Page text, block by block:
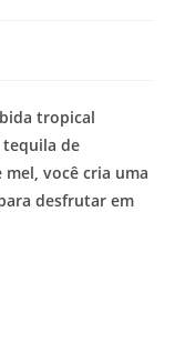
tropical
de
você cria uma
desfrutar em